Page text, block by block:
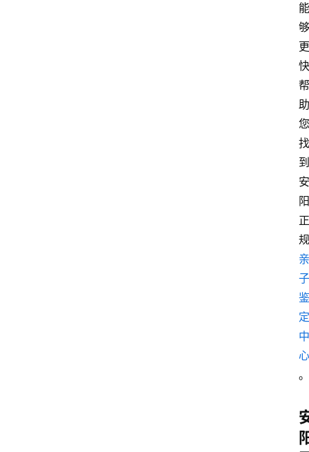
能
够
更
快
帮
助
您
找
到
安
阳
正
规
亲
子
鉴
定
中
心
。